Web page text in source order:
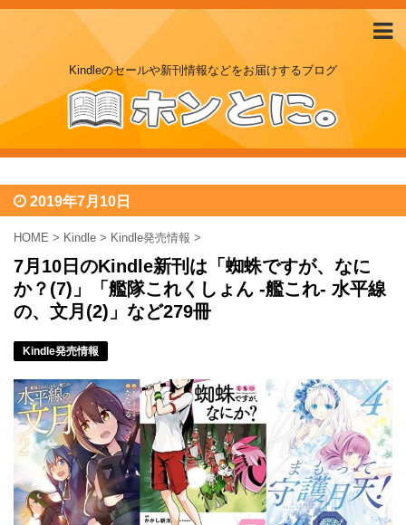
Kindleのセールや新刊情報などをお届けするブログ
2019年7月10日
HOME > Kindle > Kindle発売情報 >
7月10日のKindle新刊は「蜘蛛ですが、なに
か？(7)」「艦隊これくしょん ‐艦これ‐ 水平線
の、文月(2)」など279冊
Kindle発売情報